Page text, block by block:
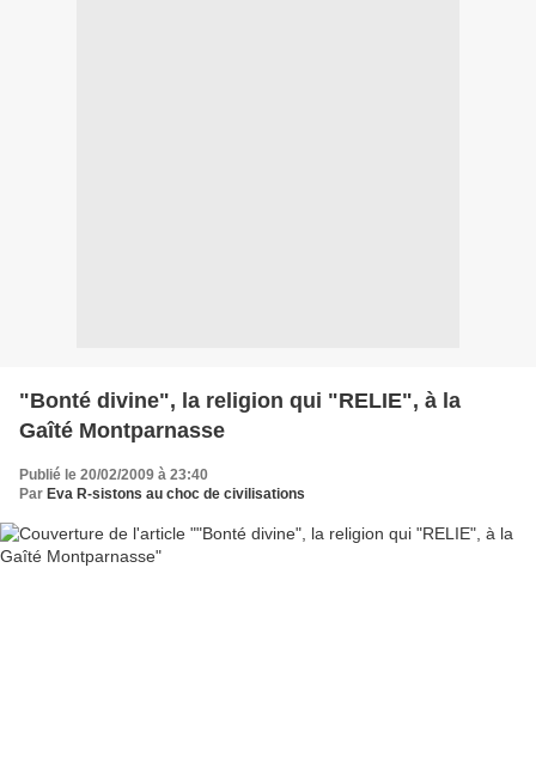
"Bonté divine", la religion qui "RELIE", à la
Gaîté Montparnasse
Publié le 20/02/2009 à 23:40
Par Eva R-sistons au choc de civilisations